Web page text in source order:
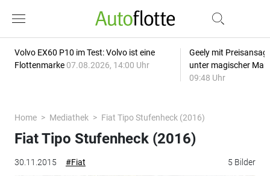
Volvo EX60 P10 im Test: Volvo ist eine
Flottenmarke 07.08.2026, 14:00 Uhr
Geely mit
unter magischer
09:48 Uhr
Home Mediathek Fiat Tipo Stufenheck (2016)
30.11.2015 #Fiat 5 Bilder
Fiat Tipo Stufenheck (2016)